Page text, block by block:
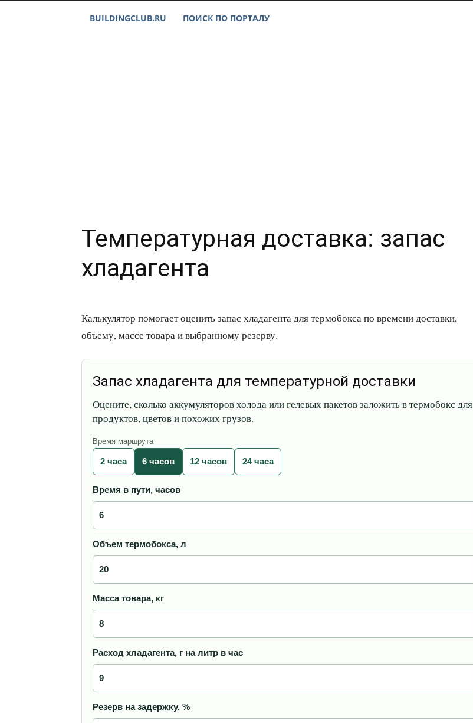
BUILDINGCLUB.RU ПОИСК ПО ПОРТАЛУ
Температурная доставка: запас
хладагента
Калькулятор помогает оценить запас хладагента для термобокса по времени доставки,
объему, массе товара и выбранному резерву.
Запас хладагента для температурной доставки
Оцените, сколько аккумуляторов холода или гелевых пакетов заложить в термобокс для
продуктов, цветов и похожих грузов.
Время маршрута
2 часа 6 часов 12 часов 24 часа
Время в пути, часов
Объем термобокса, л
Масса товара, кг
Расход хладагента, г на литр в час
Резерв на задержку, %